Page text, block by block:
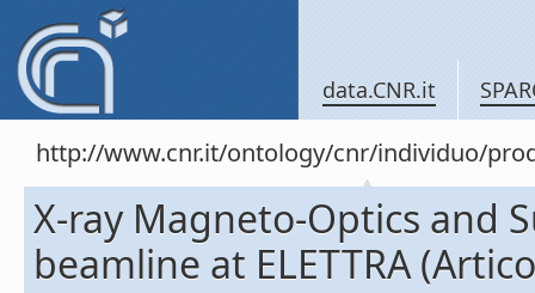
data.CNR.it
http://www.cnr.it/ontology/cnr/individuo/
X-ray Magneto-Optics and
beamline at ELETTRA